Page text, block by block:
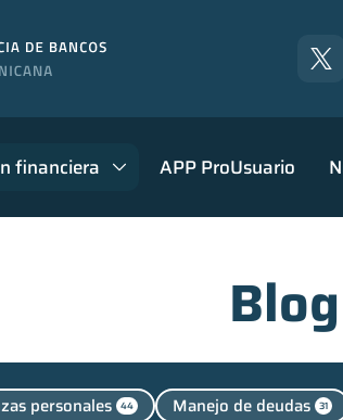
financiera APP ProUsuario
Blog
personales 44 Manejo de deudas 31